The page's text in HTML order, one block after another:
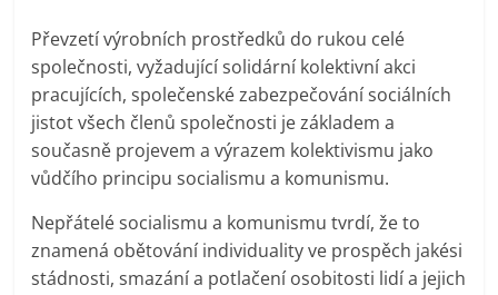
Převzetí výrobních prostředků do rukou celé
společnosti, vyžadující solidární kolektivní akci
pracujících, společenské zabezpečování sociálních
jistot všech členů společnosti je základem a
současně projevem a výrazem kolektivismu jako
vůdčího principu socialismu a komunismu.
Nepřátelé socialismu a komunismu tvrdí, že to
znamená obětování individuality ve prospěch jakési
stádnosti, smazání a potlačení osobitosti lidí a jejich